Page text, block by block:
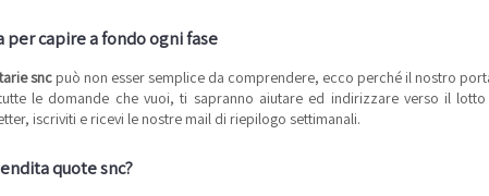
capire a fondo ogni fase
snc può non esser semplice da comprendere, ecco perché il nostro
le domande che vuoi, ti sapranno aiutare ed indirizzare verso il
iscriviti e ricevi le nostre mail di riepilogo settimanali.
quote snc?